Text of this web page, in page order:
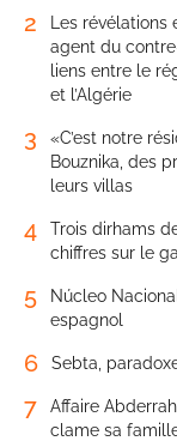
2
Les
agent du
liens entre le
et l’Algérie
3
«C’est notre
Bouznika, des
leurs villas
4
Trois dirhams
chiffres sur le
5
Núcleo
espagnol
6 Sebta,
7
Affaire
clame sa